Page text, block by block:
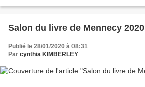
Salon du livre de Mennecy 2020
Publié le 28/01/2020 à 08:31
Par cynthia KIMBERLEY